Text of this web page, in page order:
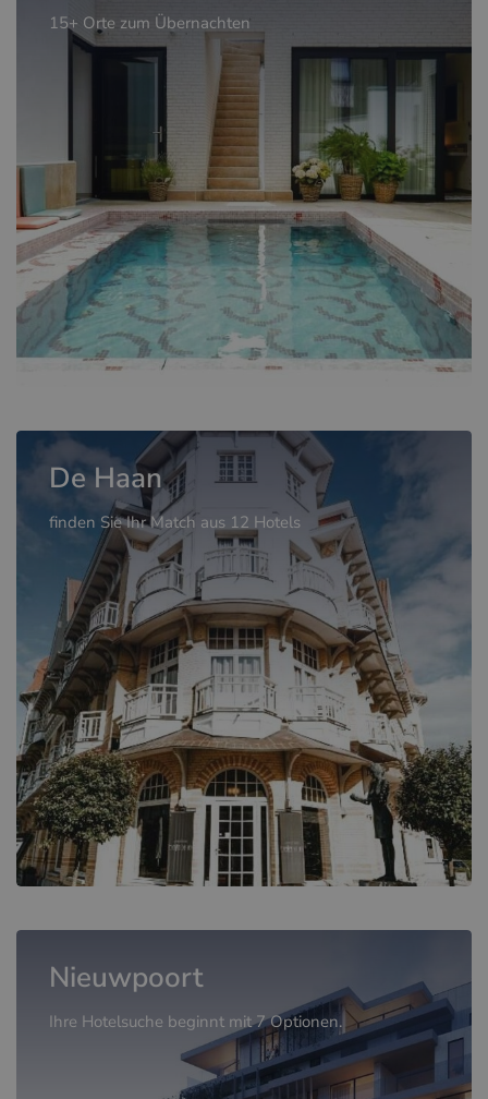
15+ Orte zum Übernachten
De Haan
finden Sie Ihr Match aus 12 Hotels
Nieuwpoort
Ihre Hotelsuche beginnt mit 7 Optionen.